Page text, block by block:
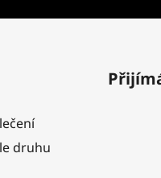
druhu